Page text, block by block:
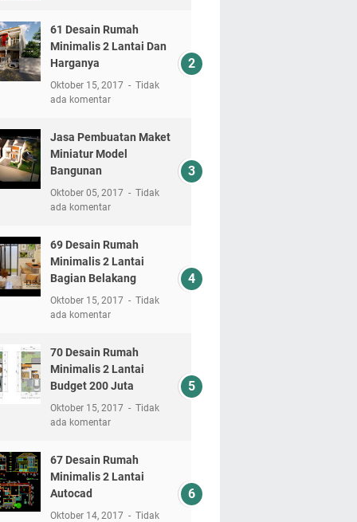
61 Desain Rumah
Minimalis 2 Lantai Dan
Harganya
Oktober 15, 2017
Tidak
ada komentar
Jasa Pembuatan Maket
Miniatur Model
Bangunan
Oktober 05, 2017
Tidak
ada komentar
69 Desain Rumah
Minimalis 2 Lantai
Bagian Belakang
Oktober 15, 2017
Tidak
ada komentar
70 Desain Rumah
Minimalis 2 Lantai
Budget 200 Juta
Oktober 15, 2017
Tidak
ada komentar
67 Desain Rumah
Minimalis 2 Lantai
Autocad
Oktober 14, 2017
Tidak